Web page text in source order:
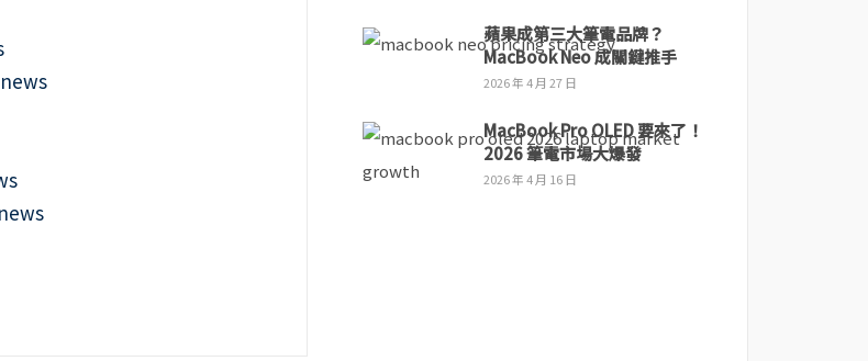
蘋果成第三大筆電品牌？
MacBook Neo 成關鍵推手
2026 年 4 月 27 日
MacBook Pro OLED 要來了！
2026 筆電市場大爆發
2026 年 4 月 16 日